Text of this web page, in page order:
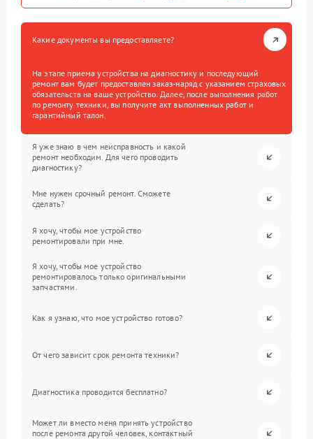
Какие документы вы предоставляете?
На этапе приема устройства на диагностику и последующий
ремонт вам будет предоставлен заказ-наряд с указанием страховых
обязательств на ваше устройство. Далее, после выполнения работ
по ремонту техники, вы получите акт выполненных работ и
гарантийный талон.
Я уже знаю в чем неисправность и какой
ремонт необходим. Для чего проводить
диагностику?
Мне нужен срочный ремонт. Сможете
сделать?
Я хочу, чтобы мое устройство
ремонтировали при мне.
Я хочу, чтобы мое устройство
ремонтировалось только оригинальными
запчастями.
Как я узнаю, что мое устройство готово?
От чего зависит срок ремонта техники?
Диагностика проводится бесплатно?
Может ли вместо меня принять устройство
после ремонта другой человек, контактный